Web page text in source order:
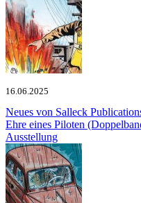
16.06.2025
Neues von Salleck
Ehre eines Piloten
Ausstellung